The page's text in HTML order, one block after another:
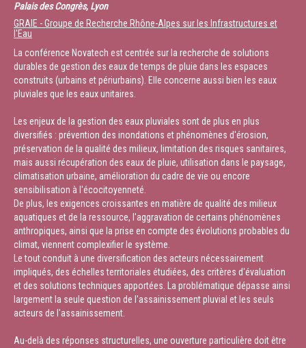
Palais des Congrès, Lyon
GRAIE - Groupe de Recherche Rhône-Alpes sur les Infrastructures et
l'Eau
La conférence Novatech est centrée sur la recherche de solutions
durables de gestion des eaux de temps de pluie dans les espaces
construits (urbains et périurbains). Elle concerne aussi bien les eaux
pluviales que les eaux unitaires.
Les enjeux de la gestion des eaux pluviales sont de plus en plus
diversifiés : prévention des inondations et phénomènes d'érosion,
préservation de la qualité des milieux, limitation des risques sanitaires,
mais aussi récupération des eaux de pluie, utilisation dans le paysage,
climatisation urbaine, amélioration du cadre de vie ou encore
sensibilisation à l'écocitoyenneté.
De plus, les exigences croissantes en matière de qualité des milieux
aquatiques et de la ressource, l'aggravation de certains phénomènes
anthropiques, ainsi que la prise en compte des évolutions probables du
climat, viennent complexifier le système.
Le tout conduit à une diversification des acteurs nécessairement
impliqués, des échelles territoriales étudiées, des critères d'évaluation
et des solutions techniques apportées. La problématique dépasse ainsi
largement la seule question de l'assainissement pluvial et les seuls
acteurs de l'assainissement.
Au-delà des réponses structurelles, une ouverture particulière doit être